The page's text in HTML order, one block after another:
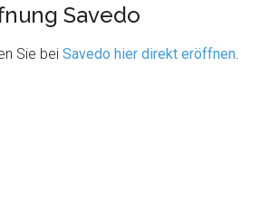
Savedo
Sie beiSavedo hier direkt eröffnen.